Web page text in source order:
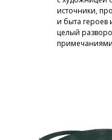
источники,
и быта героев
целый